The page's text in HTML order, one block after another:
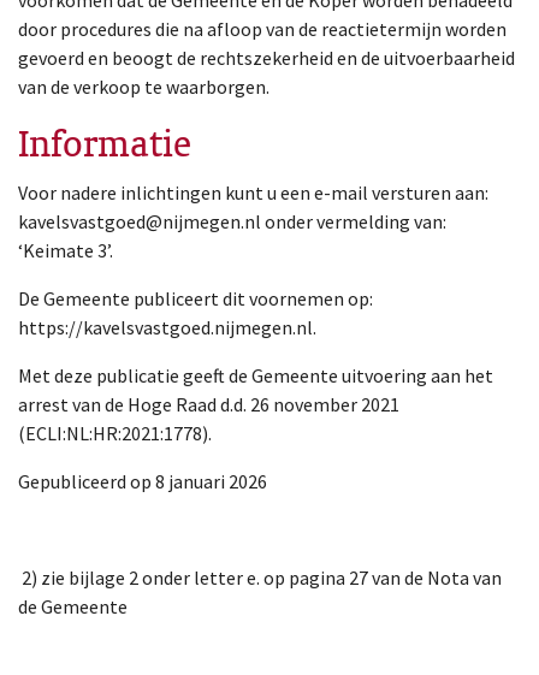
door procedures die na afloop van de reactietermijn worden
gevoerd en beoogt de rechtszekerheid en de uitvoerbaarheid
van de verkoop te waarborgen.
Informatie
Voor nadere inlichtingen kunt u een e-mail versturen aan:
kavelsvastgoed@nijmegen.nl onder vermelding van:
‘Keimate 3’.
De Gemeente publiceert dit voornemen op:
https://kavelsvastgoed.nijmegen.nl.
Met deze publicatie geeft de Gemeente uitvoering aan het
arrest van de Hoge Raad d.d. 26 november 2021
(ECLI:NL:HR:2021:1778).
Gepubliceerd op 8 januari 2026
2) zie bijlage 2 onder letter e. op pagina 27 van de Nota van
de Gemeente